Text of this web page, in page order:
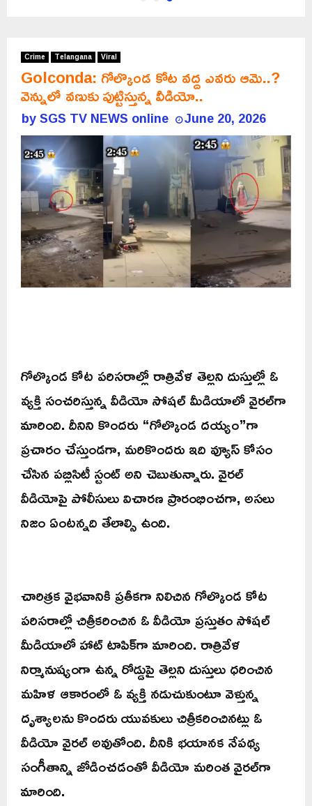
Crime Telangana Viral
Golconda: గోల్కొండ కోట వద్ద ఎవరు ఆమె..?
వెన్నులో వణుకు పుట్టిస్తున్న వీడియో..
bySGS TV NEWS online June 20, 2026
గోల్కొండ కోట పరిసరాల్లో రాత్రివేళ తెల్లని దుస్తుల్లో ఓ
వ్యక్తి సంచరిస్తున్న వీడియో సోషల్ మీడియాలో వైరల్‌గా
మారింది. దీనిని కొందరు “గోల్కొండ దయ్యం”గా
ప్రచారం చేస్తుండగా, మరికొందరు ఇది వ్యూస్ కోసం
చేసిన పబ్లిసిటీ స్టంట్ అని చెబుతున్నారు. వైరల్
వీడియోపై పోలీసులు విచారణ ప్రారంభించగా, అసలు
నిజం ఏంటన్నది తేలాల్సి ఉంది.
చారిత్రక వైభవానికి ప్రతీకగా నిలిచిన గోల్కొండ కోట
పరిసరాల్లో చిత్రీకరించిన ఓ వీడియో ప్రస్తుతం సోషల్
మీడియాలో హాట్ టాపిక్‌గా మారింది. రాత్రివేళ
నిర్మానుష్యంగా ఉన్న రోడ్డుపై తెల్లని దుస్తులు ధరించిన
మహిళ ఆకారంలో ఓ వ్యక్తి నడుచుకుంటూ వెళ్తున్న
దృశ్యాలను కొందరు యువకులు చిత్రీకరించినట్లు ఓ
వీడియో వైరల్ అవుతోంది. దీనికి భయానక నేపథ్య
సంగీతాన్ని జోడించడంతో వీడియో మరింత వైరల్‌గా
మారింది.